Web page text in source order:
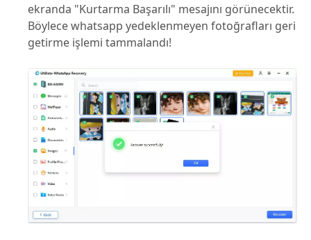
ekranda "Kurtarma Başarılı" mesajını görünecektir.
Böylece whatsapp yedeklenmeyen fotoğrafları geri
getirme işlemi tammalandı!